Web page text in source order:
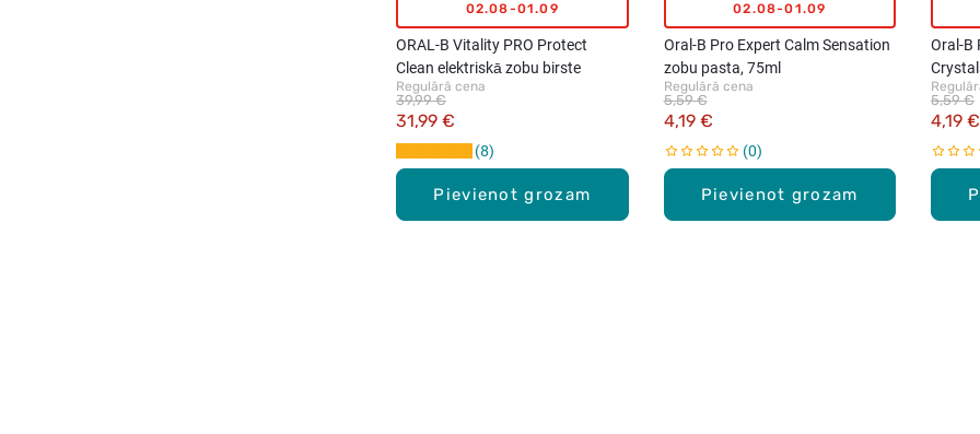
Pievienot grozam
02.08-01.09
ORAL-B Vitality PRO Protect
Clean elektriskā zobu birste
Regulārā cena
31,99 €
39,99 €
8
Pievienot grozam
02.08-01.09
Oral-B Pro Expert Calm Sensation
zobu pasta, 75ml
Regulārā cena
4,19 €
5,59 €
0
Oral-B
4,19 €
5,59 €